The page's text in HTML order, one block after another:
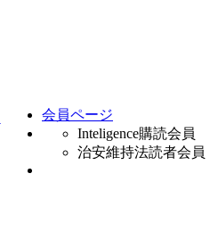
会員ページ
Inteligence購読会員
治安維持法読者会員